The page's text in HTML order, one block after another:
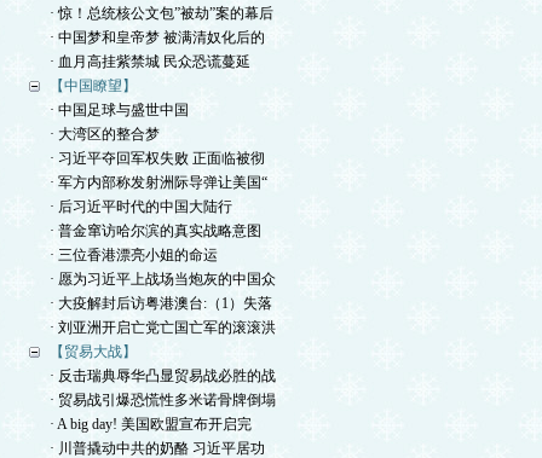
· 惊！总统核公文包”被劫”案的幕后
· 中国梦和皇帝梦 被满清奴化后的
· 血月高挂紫禁城 民众恐谎蔓延
【中国瞭望】
· 中国足球与盛世中国
· 大湾区的整合梦
· 习近平夺回军权失败 正面临被彻
· 军方内部称发射洲际导弹让美国“
· 后习近平时代的中国大陆行
· 普金窜访哈尔滨的真实战略意图
· 三位香港漂亮小姐的命运
· 愿为习近平上战场当炮灰的中国众
· 大疫解封后访粤港澳台:（1）失落
· 刘亚洲开启亡党亡国亡军的滚滚洪
【贸易大战】
· 反击瑞典辱华凸显贸易战必胜的战
· 贸易战引爆恐慌性多米诺骨牌倒塌
· A big day! 美国欧盟宣布开启完
· 川普撬动中共的奶酪 习近平居功